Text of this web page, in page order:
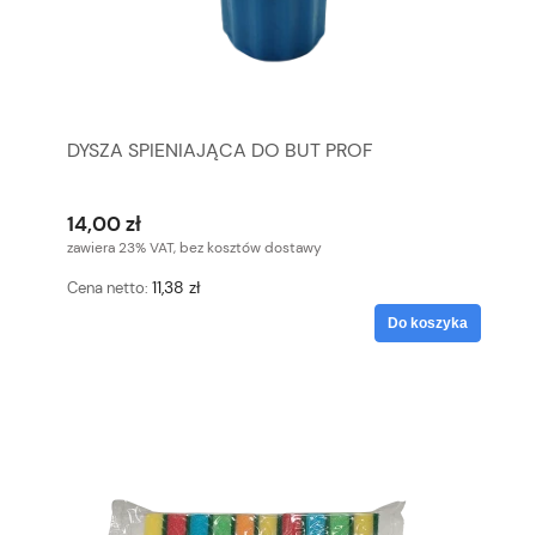
DYSZA SPIENIAJĄCA DO BUT PROF
14,00 zł
zawiera 23% VAT, bez kosztów dostawy
Cena netto: 11,38 zł
Do koszyka